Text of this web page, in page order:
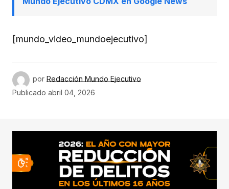
[mundo_video_mundoejecutivo]
por Redacción Mundo Ejecutivo
Publicado abril 04, 2026